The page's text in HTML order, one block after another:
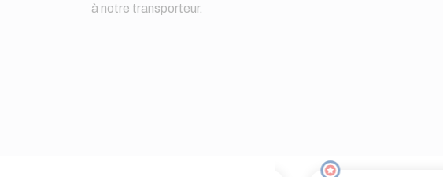
à notre transporteur.